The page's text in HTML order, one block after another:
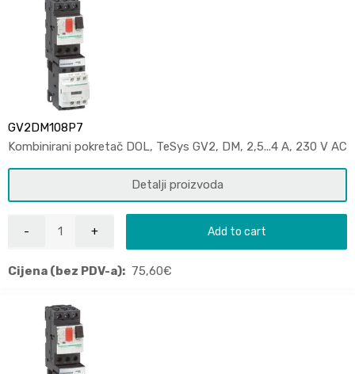
GV2DM108P7
Kombinirani pokretač DOL, TeSys GV2, DM, 2,5...4 A, 230 V AC
Detalji proizvoda
Add to cart
Cijena (bez PDV-a): 75,60€